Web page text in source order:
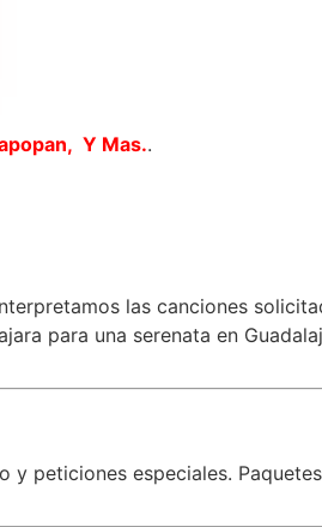
Y Mas..
las canciones
para una serenata en
peticiones especiales.